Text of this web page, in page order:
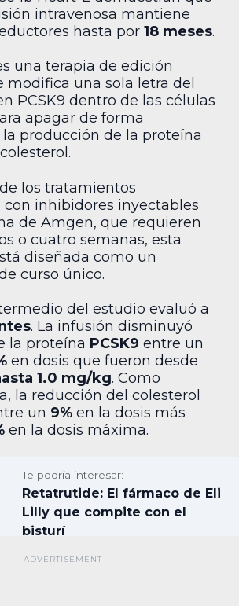
intravenosa mantiene
hasta por 18 meses.
una terapia de edición
modifica una sola letra del
PCSK9 dentro de las células
apagar de forma
producción de la proteína
los tratamientos
con inhibidores inyectables
de Amgen, que requieren
o cuatro semanas, esta
diseñada como un
curso único.
del estudio evaluó a
. La infusión disminuyó
la proteína PCSK9 entre un
en dosis que fueron desde
1.0 mg/kg. Como
la reducción del colesterol
un 9% en la dosis más
en la dosis máxima.
Te podría interesar:
Retatrutide: El fármaco de Eli
Lilly que compite con el
bisturí